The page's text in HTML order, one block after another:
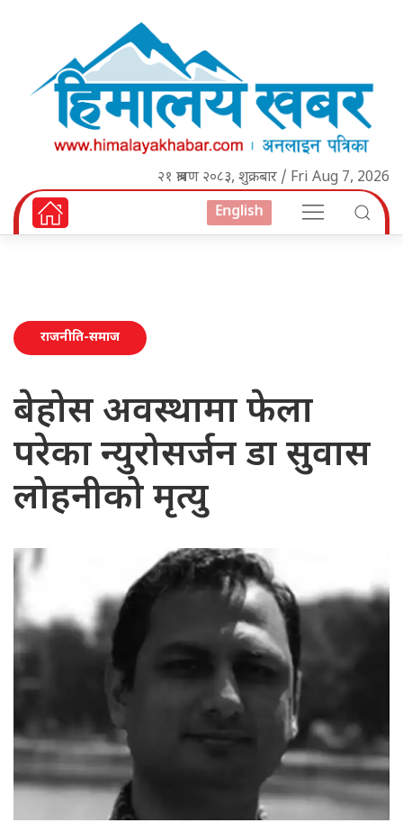
२१ श्रावण २०८३, शुक्रबार / Fri Aug 7, 2026
English
राजनीति-समाज
बेहोस अवस्थामा फेला
परेका न्युरोसर्जन डा सुवास
लोहनीको मृत्यु